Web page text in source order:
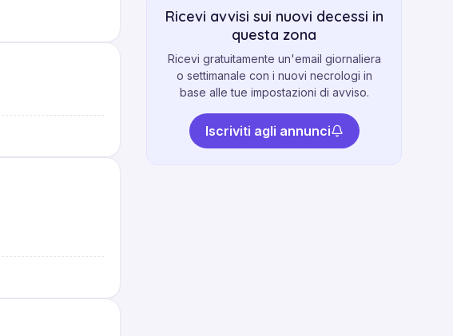
Ricevi avvisi sui nuovi decessi in
questa zona
Ricevi gratuitamente un'email giornaliera
o settimanale con i nuovi necrologi in
base alle tue impostazioni di avviso.
Iscriviti agli annunci